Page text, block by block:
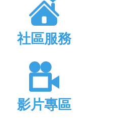
社區服務
影片專區